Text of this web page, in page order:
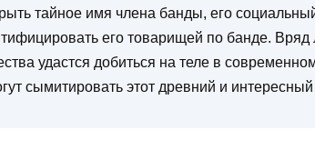
тайное имя члена банды, его
его товарищей по банде. Вряд
удастся добиться на теле в
сымитировать этот древний и